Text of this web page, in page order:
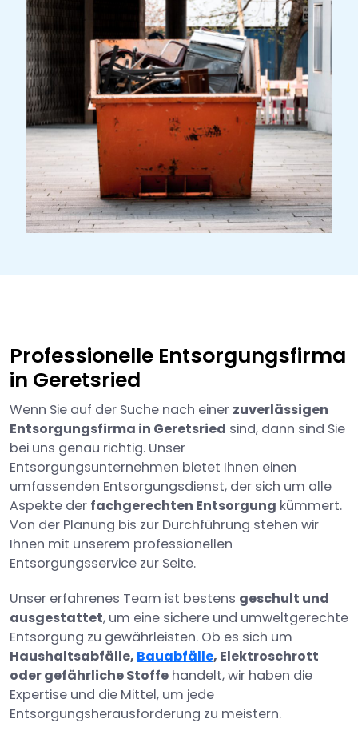
Professionelle Entsorgungsfirma
in Geretsried
Wenn Sie auf der Suche nach einer zuverlässigen
Entsorgungsfirma in Geretsried sind, dann sind Sie
bei uns genau richtig. Unser
Entsorgungsunternehmen bietet Ihnen einen
umfassenden Entsorgungsdienst, der sich um alle
Aspekte der fachgerechten Entsorgung kümmert.
Von der Planung bis zur Durchführung stehen wir
Ihnen mit unserem professionellen
Entsorgungsservice zur Seite.
Unser erfahrenes Team ist bestens geschult und
ausgestattet, um eine sichere und umweltgerechte
Entsorgung zu gewährleisten. Ob es sich um
Haushaltsabfälle, Bauabfälle, Elektroschrott
oder gefährliche Stoffe handelt, wir haben die
Expertise und die Mittel, um jede
Entsorgungsherausforderung zu meistern.